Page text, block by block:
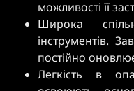
можливості її
Широка
інструментів.
постійно
Легкість в